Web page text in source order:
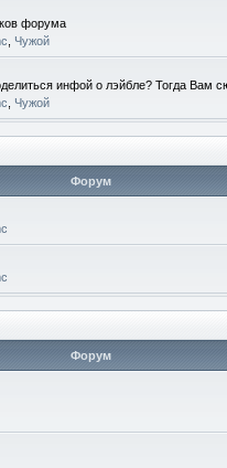
форума
Чужой
инфой о лэйбле? Тогда Вам
Чужой
Форум
Форум